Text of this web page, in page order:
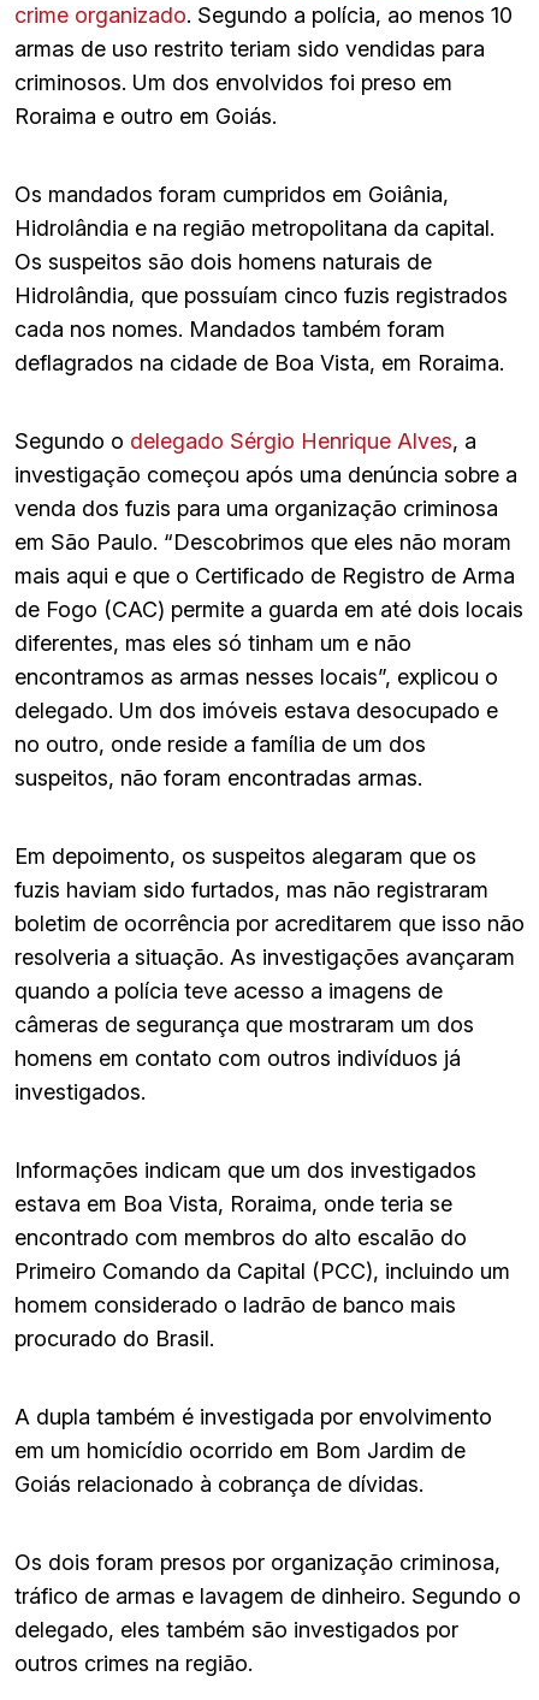
crime organizado. Segundo a polícia, ao menos 10
armas de uso restrito teriam sido vendidas para
criminosos. Um dos envolvidos foi preso em
Roraima e outro em Goiás.
Os mandados foram cumpridos em Goiânia,
Hidrolândia e na região metropolitana da capital.
Os suspeitos são dois homens naturais de
Hidrolândia, que possuíam cinco fuzis registrados
cada nos nomes. Mandados também foram
deflagrados na cidade de Boa Vista, em Roraima.
Segundo o delegado Sérgio Henrique Alves, a
investigação começou após uma denúncia sobre a
venda dos fuzis para uma organização criminosa
em São Paulo. “Descobrimos que eles não moram
mais aqui e que o Certificado de Registro de Arma
de Fogo (CAC) permite a guarda em até dois locais
diferentes, mas eles só tinham um e não
encontramos as armas nesses locais”, explicou o
delegado. Um dos imóveis estava desocupado e
no outro, onde reside a família de um dos
suspeitos, não foram encontradas armas.
Em depoimento, os suspeitos alegaram que os
fuzis haviam sido furtados, mas não registraram
boletim de ocorrência por acreditarem que isso não
resolveria a situação. As investigações avançaram
quando a polícia teve acesso a imagens de
câmeras de segurança que mostraram um dos
homens em contato com outros indivíduos já
investigados.
Informações indicam que um dos investigados
estava em Boa Vista, Roraima, onde teria se
encontrado com membros do alto escalão do
Primeiro Comando da Capital (PCC), incluindo um
homem considerado o ladrão de banco mais
procurado do Brasil.
A dupla também é investigada por envolvimento
em um homicídio ocorrido em Bom Jardim de
Goiás relacionado à cobrança de dívidas.
Os dois foram presos por organização criminosa,
tráfico de armas e lavagem de dinheiro. Segundo o
delegado, eles também são investigados por
outros crimes na região.